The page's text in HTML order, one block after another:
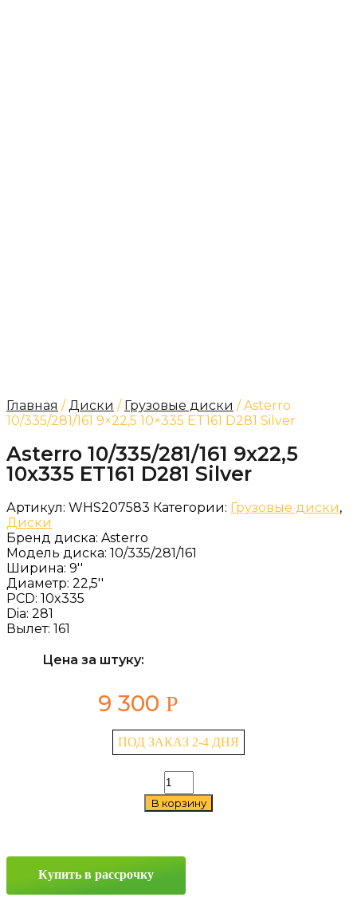
Главная /Диски / Грузовые диски / Asterro
10/335/281/161 9×22,5 10×335 ET161 D281 Silver
Asterro 10/335/281/161 9x22,5
10x335 ET161 D281 Silver
Артикул: WHS207583 Категории: Грузовые диски,
Диски
Бренд диска: Asterro
Модель диска: 10/335/281/161
Ширина: 9''
Диаметр: 22,5''
PCD: 10x335
Dia: 281
Вылет: 161
Цена за штуку:
9 300 Р
ПОД ЗАКАЗ 2-4 ДНЯ
Количество
товара
Asterro
ET161
Silver
В корзину
Купить в рассрочку